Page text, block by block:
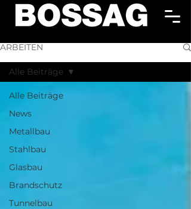
ARBEITEN
Alle Beiträge
News
Metallbau
Stahlbau
Glasbau
Brandschutz
Tunnelbau
Alle Beiträge